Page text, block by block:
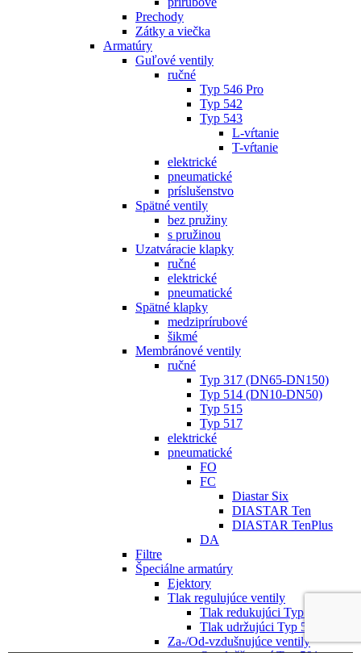
Prechody
Zátky a viečka
Armatúry
Guľové ventily
ručné
Typ 546 Pro
Typ 542
Typ 543
L-vŕtanie
T-vŕtanie
elektrické
pneumatické
príslušenstvo
Spätné ventily
bez pružiny
s pružinou
Uzatváracie klapky
ručné
elektrické
pneumatické
Spätné klapky
medziprírubové
šikmé
Membránové ventily
ručné
Typ 317 (DN65-DN150)
Typ 514 (DN10-DN50)
Typ 515
Typ 517
elektrické
pneumatické
FO
FC
Diastar Six
DIASTAR Ten
DIASTAR TenPlus
DA
Filtre
Špeciálne armatúry
Ejektory
Tlak regulujúce ventily
Tlak redukujúci Typ 582
Tlak udržujúci Typ 586
Za-/Od-vzdušnujúce ventily